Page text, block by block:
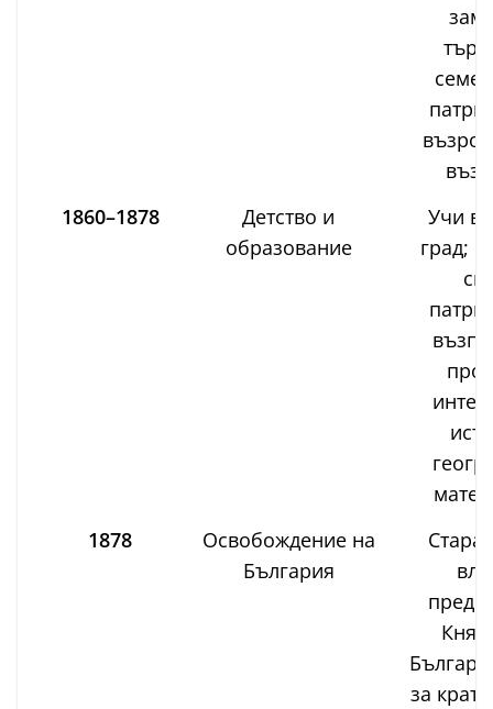
1860–1878
Детство и
образование
Учи в
град;
1878
Освобождение на
България
Стара
за